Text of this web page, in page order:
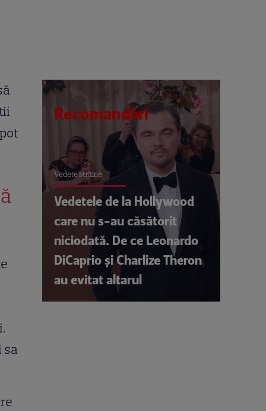
sa
Recomandări
Vedete străine
Vedetele de la Hollywood
care nu s-au căsătorit
niciodată. De ce Leonardo
DiCaprio și Charlize Theron
au evitat altarul